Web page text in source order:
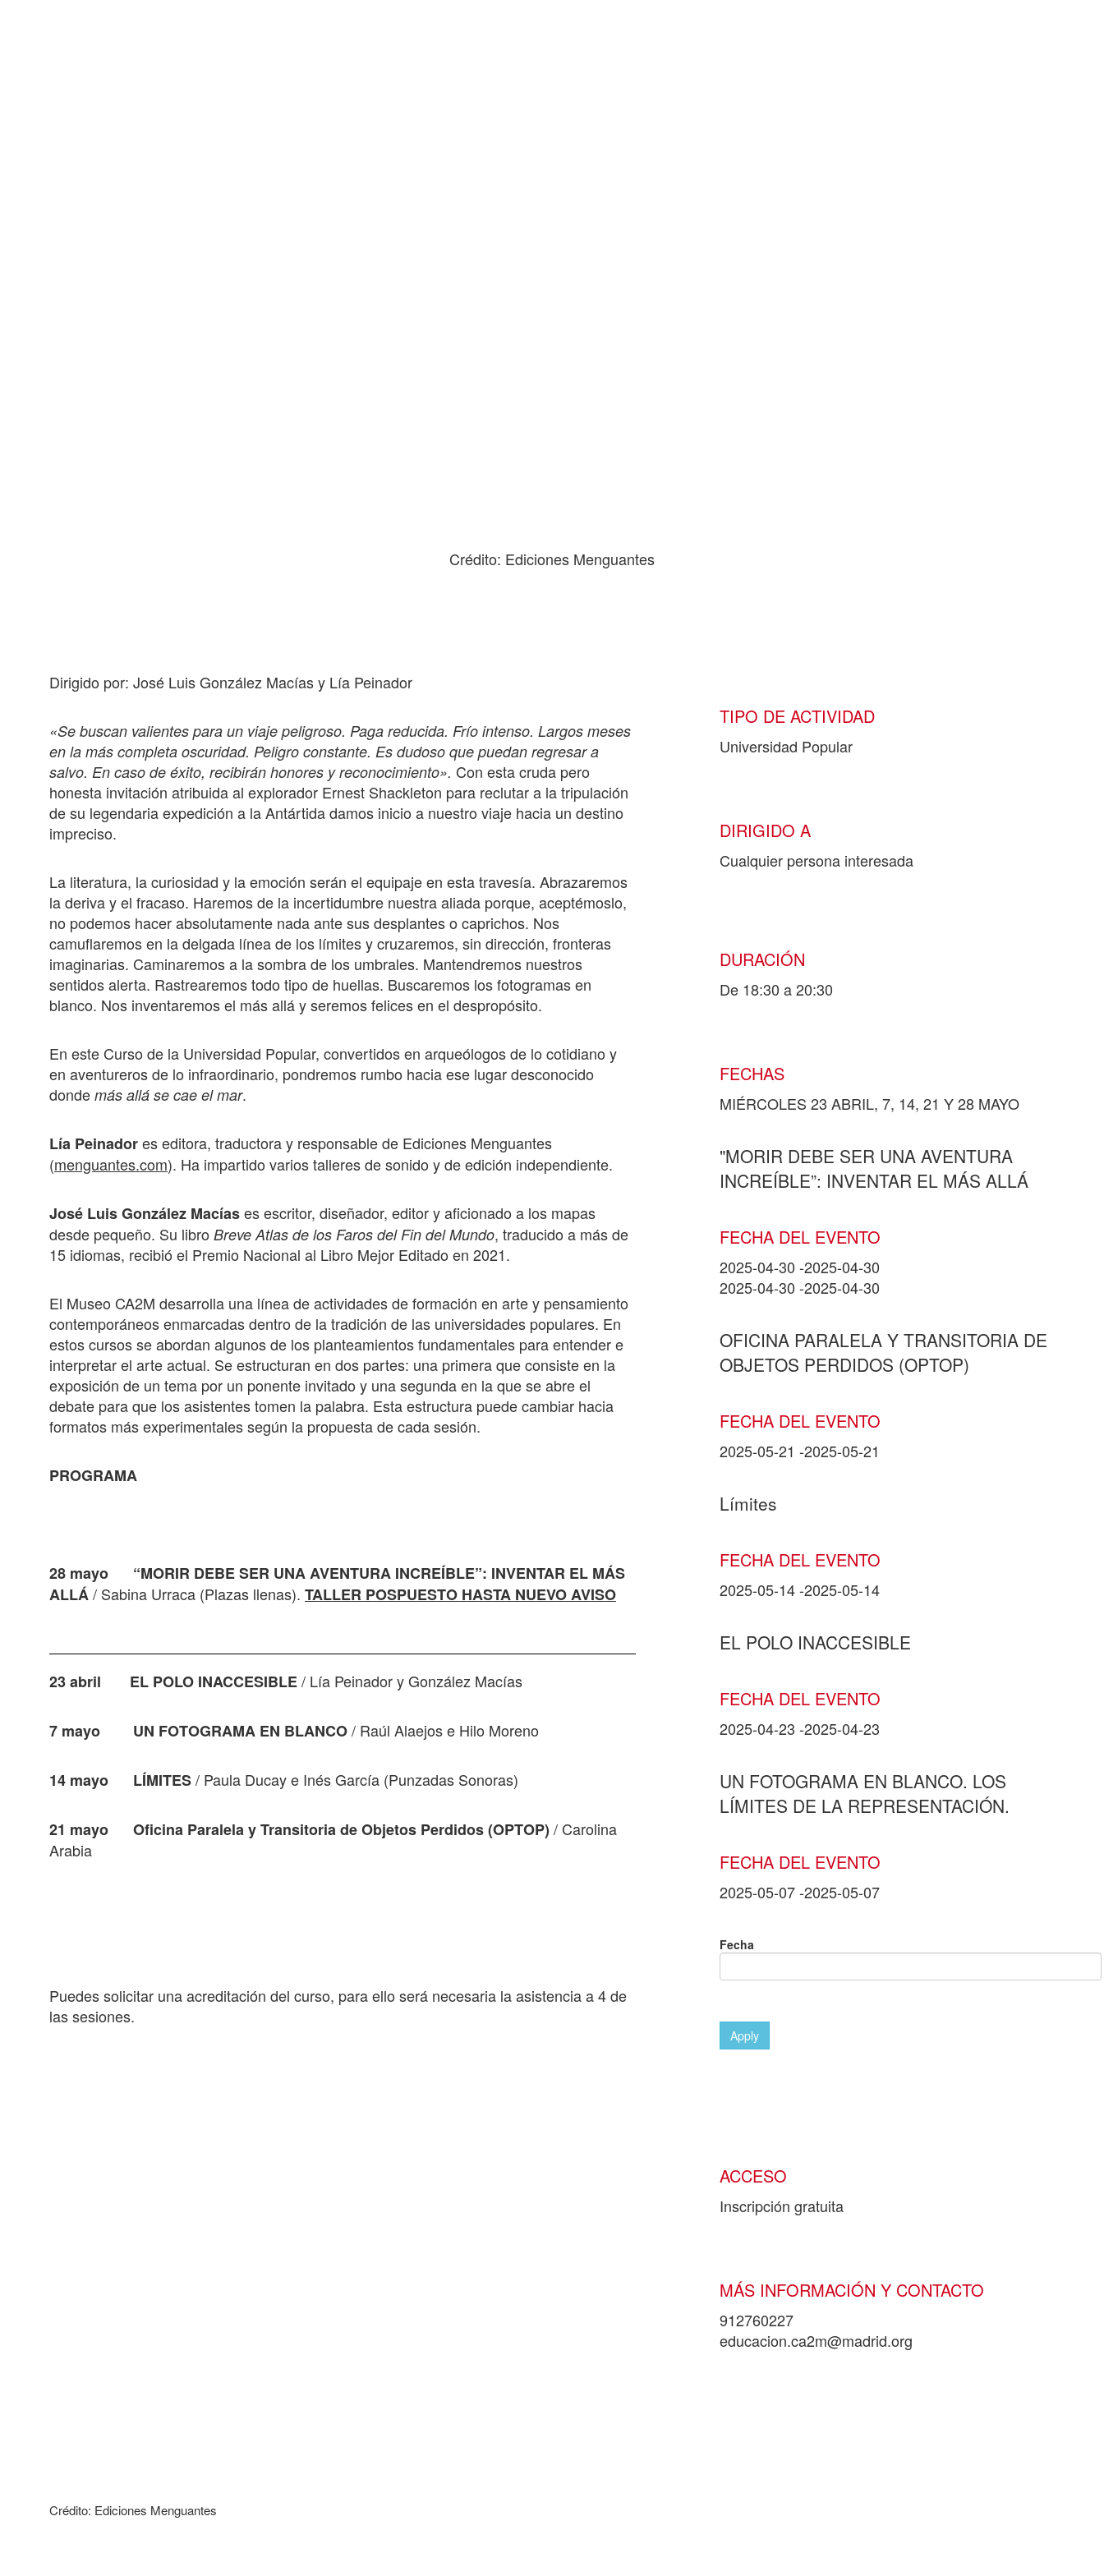
Crédito: Ediciones Menguantes
Dirigido por: José Luis González Macías y Lía Peinador
«Se buscan valientes para un viaje peligroso. Paga reducida. Frío intenso. Largos meses
en la más completa oscuridad. Peligro constante. Es dudoso que puedan regresar a
salvo. En caso de éxito, recibirán honores y reconocimiento». Con esta cruda pero
honesta invitación atribuida al explorador Ernest Shackleton para reclutar a la tripulación
de su legendaria expedición a la Antártida damos inicio a nuestro viaje hacia un destino
impreciso.
La literatura, la curiosidad y la emoción serán el equipaje en esta travesía. Abrazaremos
la deriva y el fracaso. Haremos de la incertidumbre nuestra aliada porque, aceptémoslo,
no podemos hacer absolutamente nada ante sus desplantes o caprichos. Nos
camuflaremos en la delgada línea de los límites y cruzaremos, sin dirección, fronteras
imaginarias. Caminaremos a la sombra de los umbrales. Mantendremos nuestros
sentidos alerta. Rastrearemos todo tipo de huellas. Buscaremos los fotogramas en
blanco. Nos inventaremos el más allá y seremos felices en el despropósito.
En este Curso de la Universidad Popular, convertidos en arqueólogos de lo cotidiano y
en aventureros de lo infraordinario, pondremos rumbo hacia ese lugar desconocido
donde más allá se cae el mar.
Lía Peinadores editora, traductora y responsable de Ediciones Menguantes
(menguantes.com). Ha impartido varios talleres de sonido y de edición independiente.
José Luis González Macíases escritor, diseñador, editor y aficionado a los mapas
desde pequeño. Su libro Breve Atlas de los Faros del Fin del Mundo, traducido a más de
15 idiomas, recibió el Premio Nacional al Libro Mejor Editado en 2021.
El Museo CA2M desarrolla una línea de actividades de formación en arte y pensamiento
contemporáneos enmarcadas dentro de la tradición de las universidades populares. En
estos cursos se abordan algunos de los planteamientos fundamentales para entender e
interpretar el arte actual. Se estructuran en dos partes: una primera que consiste en la
exposición de un tema por un ponente invitado y una segunda en la que se abre el
debate para que los asistentes tomen la palabra. Esta estructura puede cambiar hacia
formatos más experimentales según la propuesta de cada sesión.
PROGRAMA
28 mayo “MORIR DEBE SER UNA AVENTURA INCREÍBLE”: INVENTAR EL MÁS
ALLÁ/ Sabina Urraca (Plazas llenas). TALLER POSPUESTO HASTA NUEVO AVISO
23 abril EL POLO INACCESIBLE/ Lía Peinador y González Macías
7 mayo UN FOTOGRAMA EN BLANCO/ Raúl Alaejos e Hilo Moreno
14 mayo LÍMITES/ Paula Ducay e Inés García (Punzadas Sonoras)
21 mayo Oficina Paralela y Transitoria de Objetos Perdidos (OPTOP) / Carolina
Arabia
Puedes solicitar una acreditación del curso, para ello será necesaria la asistencia a 4 de
las sesiones.
Crédito: Ediciones Menguantes
TIPO DE ACTIVIDAD
Universidad Popular
DIRIGIDO A
Cualquier persona interesada
DURACIÓN
De 18:30 a 20:30
FECHAS
MIÉRCOLES 23 ABRIL, 7, 14, 21 Y 28 MAYO
"MORIR DEBE SER UNA AVENTURA
INCREÍBLE”: INVENTAR EL MÁS ALLÁ
FECHA DEL EVENTO
2025-04-30 -2025-04-30
2025-04-30 -2025-04-30
OFICINA PARALELA Y TRANSITORIA DE
OBJETOS PERDIDOS (OPTOP)
FECHA DEL EVENTO
2025-05-21 -2025-05-21
Límites
FECHA DEL EVENTO
2025-05-14-2025-05-14
EL POLO INACCESIBLE
FECHA DEL EVENTO
2025-04-23 -2025-04-23
UN FOTOGRAMA EN BLANCO. LOS
LÍMITES DE LA REPRESENTACIÓN.
FECHA DEL EVENTO
2025-05-07-2025-05-07
Fecha
MÁS INFORMACIÓN Y CONTACTO